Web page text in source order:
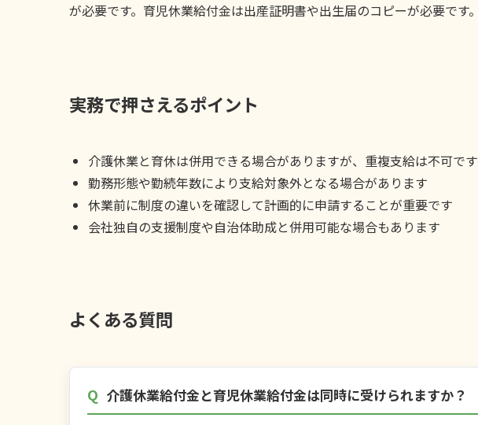
が必要です。育児休業給付金は出産証明書や出生届のコピーが必要です。
実務で押さえるポイント
介護休業と育休は併用できる場合がありますが、重複支給は不可です
勤務形態や勤続年数により支給対象外となる場合があります
休業前に制度の違いを確認して計画的に申請することが重要です
会社独自の支援制度や自治体助成と併用可能な場合もあります
よくある質問
介護休業給付金と育児休業給付金は同時に受けられますか？